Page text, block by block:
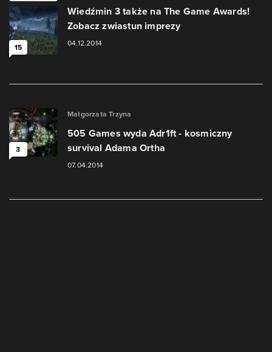
15
Wiedźmin 3 także na The Game Awards!
Zobacz zwiastun imprezy
04.12.2014
3
Małgorzata Trzyna
505 Games wyda Adr1ft - kosmiczny
survival Adama Ortha
07.04.2014